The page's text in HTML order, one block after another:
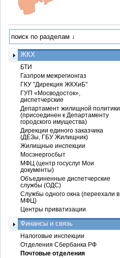
ЖКХ
БТИ
Газпром межрегионгаз
ГКУ "Дирекция ЖКХиБ"
ГУП «Мосводосток»,
диспетчерские
Департамент жилищной политики
(присоединен к Департаменту
городского имущества)
Дирекции единого заказчика
(ДЕЗы, ГБУ Жилищник)
Жилищные инспекции
Мосэнергосбыт
МФЦ (центр госуслуг Мои
документы)
Объединенные диспетчерские
службы (ОДС)
Службы одного окна (переехали в
МФЦ)
Центры приватизации
Финансы и связь
Налоговые инспекции
Отделения Сбербанка РФ
Почтовые отделения